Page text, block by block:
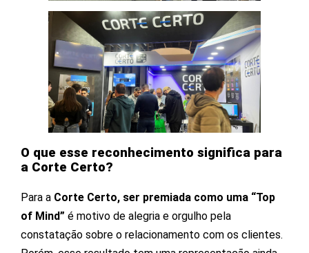
O que esse reconhecimento significa para
a Corte Certo?
Para a Corte Certo, ser premiada como uma “Top
of Mind” é motivo de alegria e orgulho pela
constatação sobre o relacionamento com os clientes.